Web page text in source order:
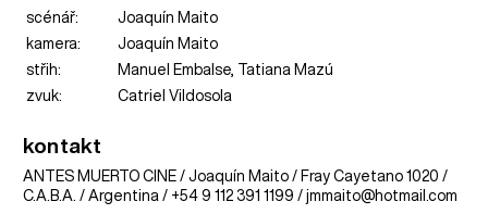
scénář:
Joaquín Maito
kamera:
Joaquín Maito
střih:
Manuel Embalse, Tatiana Mazú
zvuk:
Catriel Vildosola
kontakt
ANTES MUERTO CINE / Joaquín Maito / Fray Cayetano 1020 /
C.A.B.A. / Argentina / +54 9 112 391 1199 / jmmaito@hotmail.com